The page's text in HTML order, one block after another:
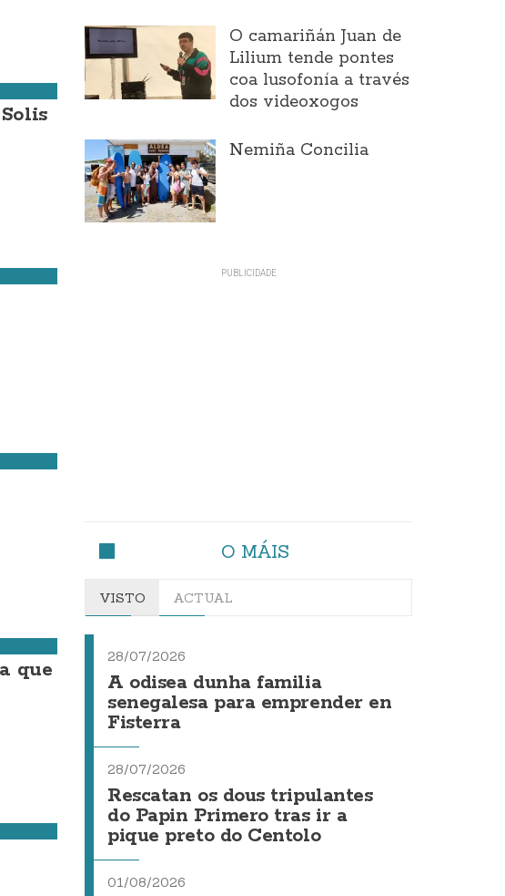
que
O camariñán Juan de
Lilium tende pontes
coa lusofonía a través
dos videoxogos
Nemiña Concilia
O MÁIS
VISTO ACTUAL
28/07/2026
A odisea dunha familia
senegalesa para emprender en
Fisterra
28/07/2026
Rescatan os dous tripulantes
do Papin Primero tras ir a
pique preto do Centolo
01/08/2026